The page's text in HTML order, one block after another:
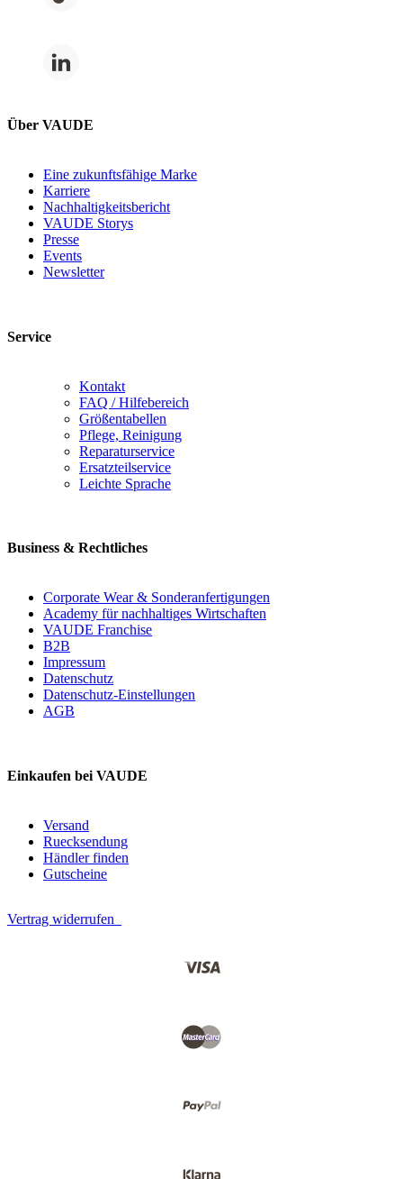
Über VAUDE
Eine zukunftsfähige Marke
Karriere
Nachhaltigkeitsbericht
VAUDE Storys
Presse
Events
Newsletter
Service
Kontakt
FAQ / Hilfebereich
Größentabellen
Pflege, Reinigung
Reparaturservice
Ersatzteilservice
Leichte Sprache
Business & Rechtliches
Corporate Wear & Sonderanfertigungen
Academy für nachhaltiges Wirtschaften
VAUDE Franchise
B2B
Impressum
Datenschutz
Datenschutz-Einstellungen
AGB
Einkaufen bei VAUDE
Versand
Ruecksendung
Händler finden
Gutscheine
Vertrag widerrufen